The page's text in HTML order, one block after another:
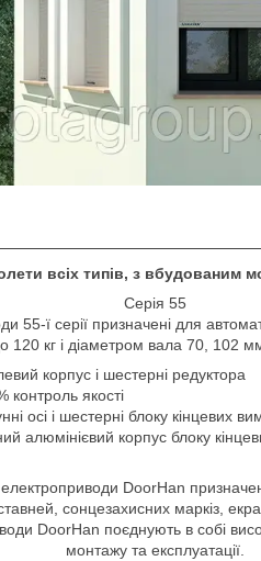
всіх типів, з вбудованим
Серія 55
55-ї серії призначені для
120 кг і діаметром вала 70, 102
корпус і шестерні редуктора
контроль якості
осі і шестерні блоку кінцевих
алюмінієвий корпус блоку
електроприводи DoorHan
сонцезахисних маркіз,
DoorHan поєднують в собі
монтажу та експлуатації.